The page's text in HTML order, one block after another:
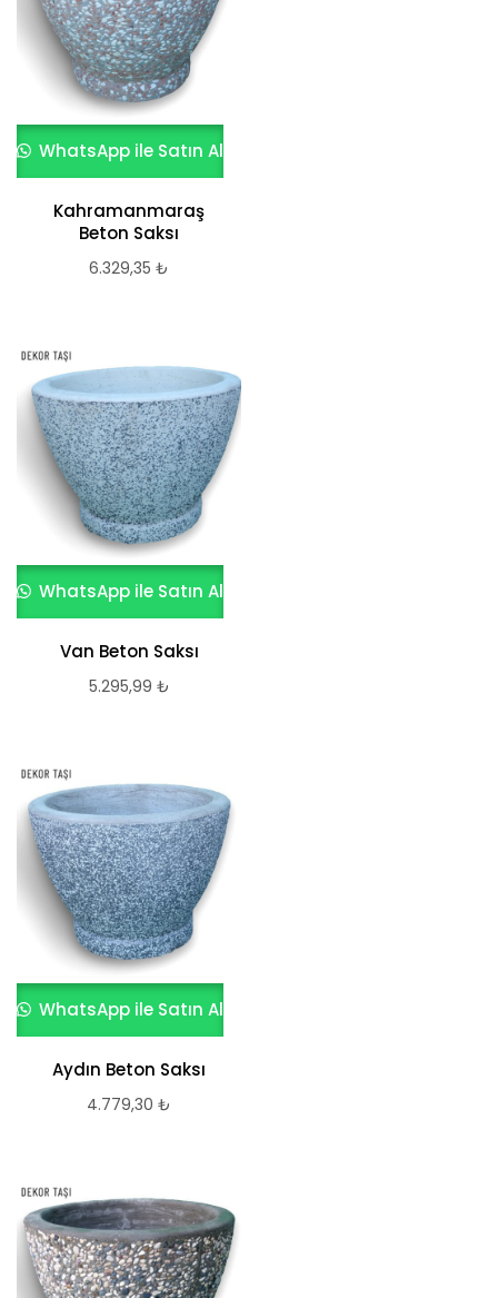
WhatsApp ile Satın Al
Kahramanmaraş
Beton Saksı
6.329,35 ₺
WhatsApp ile Satın Al
Van Beton Saksı
5.295,99 ₺
WhatsApp ile Satın Al
Aydın Beton Saksı
4.779,30 ₺